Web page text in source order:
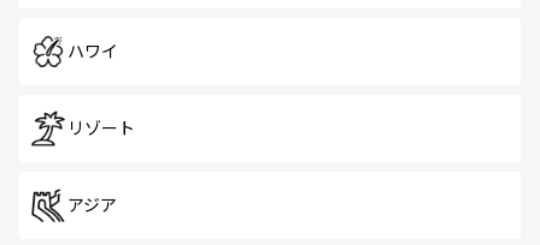
ハワイ
リゾート
アジア